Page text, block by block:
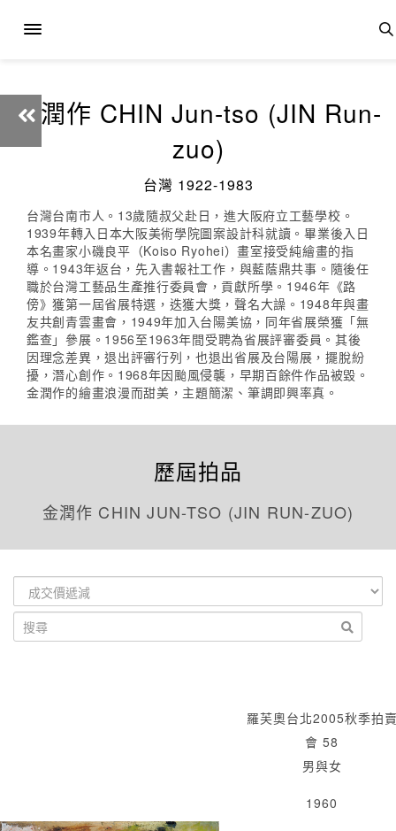
金潤作 CHIN Jun-tso (JIN Run-
zuo)
台灣 1922-1983
台灣台南市人。13歲隨叔父赴日，進大阪府立工藝學校。
1939年轉入日本大阪美術學院圖案設計科就讀。畢業後入日
本名畫家小磯良平（Koiso Ryohei）畫室接受純繪畫的指
導。1943年返台，先入書報社工作，與藍蔭鼎共事。隨後任
職於台灣工藝品生產推行委員會，貢獻所學。1946年《路
傍》獲第一屆省展特選，迭獲大獎，聲名大譟。1948年與畫
友共創青雲畫會，1949年加入台陽美協，同年省展榮獲「無
鑑查」參展。1956至1963年間受聘為省展評審委員。其後
因理念差異，退出評審行列，也退出省展及台陽展，擺脫紛
擾，潛心創作。1968年因颱風侵襲，早期百餘件作品被毀。
金潤作的繪畫浪漫而甜美，主題簡潔、筆調即興率真。
歷屆拍品
金潤作 CHIN JUN-TSO (JIN RUN-ZUO)
羅芙奧台北2005秋季拍
會 58
男與女
1960